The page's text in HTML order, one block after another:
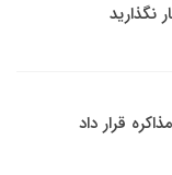
نگذارید
قرار داد